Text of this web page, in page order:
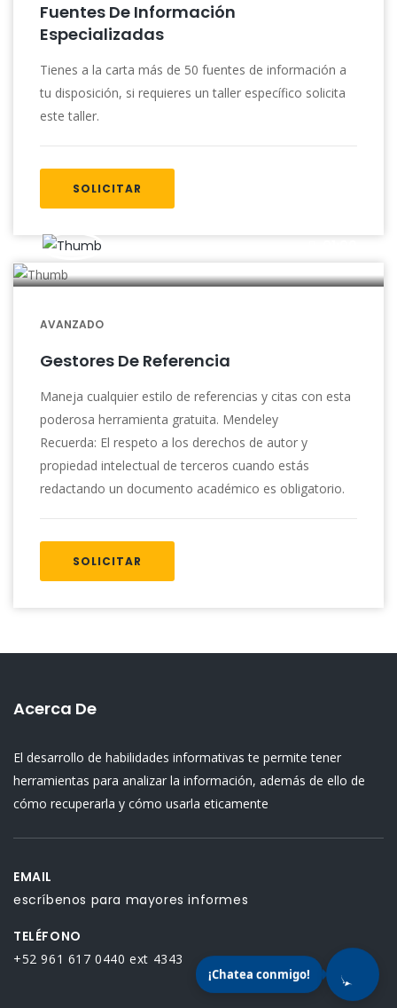
Fuentes De Información
Especializadas
Tienes a la carta más de 50 fuentes de información a
tu disposición, si requieres un taller específico solicita
este taller.
SOLICITAR
AVANZADO
Gestores De Referencia
Maneja cualquier estilo de referencias y citas con esta
poderosa herramienta gratuita. Mendeley
Recuerda: El respeto a los derechos de autor y
propiedad intelectual de terceros cuando estás
redactando un documento académico es obligatorio.
SOLICITAR
Acerca De
El desarrollo de habilidades informativas te permite tener
herramientas para analizar la información, además de ello de
cómo recuperarla y cómo usarla eticamente
EMAIL
escríbenos para mayores informes
TELÉFONO
+52 961 617 0440 ext 4343
¡Chatea conmigo!